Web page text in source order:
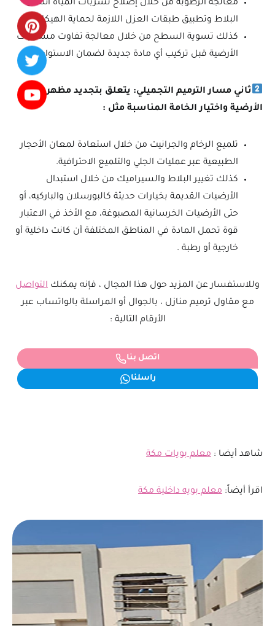
معالجة الرطوبة من خلال إصلاح تسربات المياه أسفل
البلاط وتطبيق طبقات العزل اللازمة لحماية الهيكل.
كذلك تسوية السطح من خلال معالجة تفاوت مستويات
الأرضية قبل تركيب أي مادة جديدة لضمان الاستواء التام.
ثاني مسار الترميم التجميلي: يتعلق بتجديد مظهر
الأرضية واختيار الخامة المناسبة مثل :
تلميع الرخام والجرانيت من خلال استعادة لمعان الأحجار
الطبيعية عبر عمليات الجلي والتلميع الاحترافية.
كذلك تغيير البلاط والسيراميك من خلال استبدال
الأرضيات القديمة بخيارات حديثة كالبورسلان والباركيه، أو
حتى الأرضيات الخرسانية المصبوغة، مع الأخذ في الاعتبار
قوة تحمل المادة في المناطق المختلفة أن كانت داخلية أو
خارجية أو رطبة .
وللاستفسار عن المزيد حول هذا المجال ، فإنه يمكنك التواصل
مع مقاول ترميم منازل ، بالجوال أو المراسلة بالواتساب عبر
الأرقام التالية :
اتصل بنا
راسلنا
شاهد أيضا : معلم بويات مكة
اقرأ أيضاً: معلم بويه داخلية مكة